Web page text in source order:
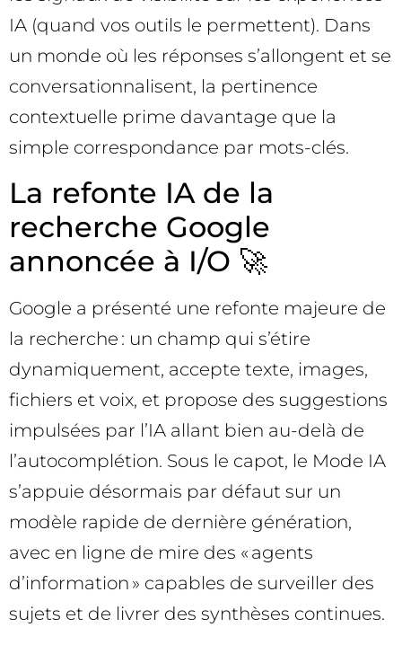
IA (quand vos outils le permettent). Dans
un monde où les réponses s’allongent et se
conversationnalisent, la pertinence
contextuelle prime davantage que la
simple correspondance par mots-clés.
La refonte IA de la
recherche Google
annoncée à I/O 🚀
Google a présenté une refonte majeure de
la recherche : un champ qui s’étire
dynamiquement, accepte texte, images,
fichiers et voix, et propose des suggestions
impulsées par l’IA allant bien au-delà de
l’autocomplétion. Sous le capot, le Mode IA
s’appuie désormais par défaut sur un
modèle rapide de dernière génération,
avec en ligne de mire des « agents
d’information » capables de surveiller des
sujets et de livrer des synthèses continues.